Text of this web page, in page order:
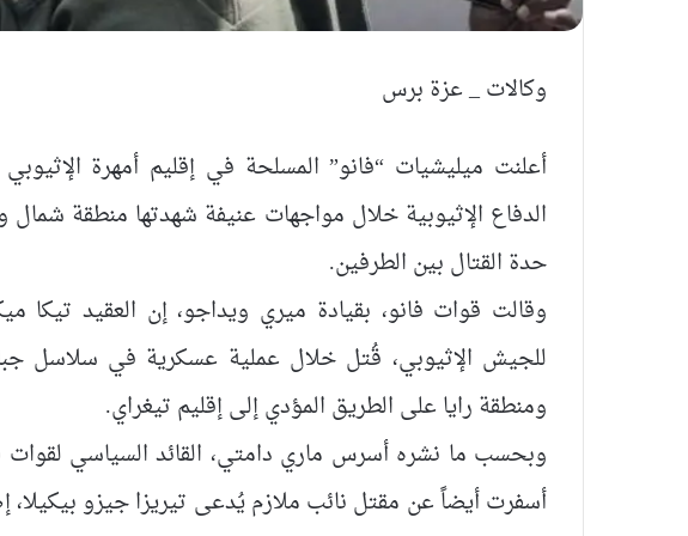
وكالات _ عزة برس
أعلنت ميليشيات “فانو” المسلحة في إقليم أمهرة
الدفاع الإثيوبية خلال مواجهات عنيفة شهدتها منطقة
حدة القتال بين الطرفين.
للجيش الإثيوبي، قُتل خلال عملية عسكرية في سلاسل
ومنطقة رايا على الطريق المؤدي إلى إقليم تيغراي.
وبحسب ما نشره أسرس ماري دامتي، القائد السياسي لقوات